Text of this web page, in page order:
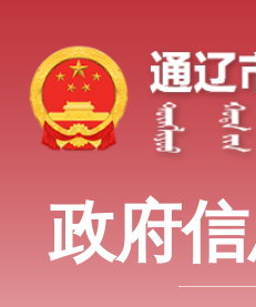
政府